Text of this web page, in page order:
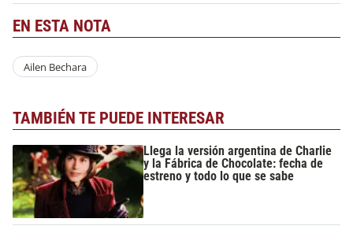
EN ESTA NOTA
Ailen Bechara
TAMBIÉN TE PUEDE INTERESAR
Llega la versión argentina de Charlie
y la Fábrica de Chocolate: fecha de
estreno y todo lo que se sabe